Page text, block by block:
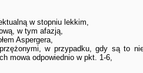
w stopniu lekkim,
w tym afazją,
Aspergera,
w przypadku, gdy są to
mowa odpowiednio w pkt. 1-6,